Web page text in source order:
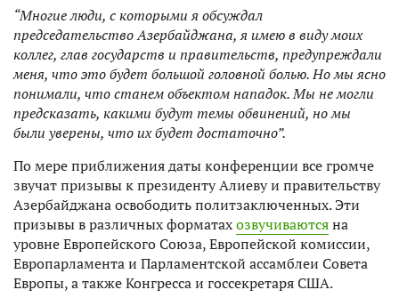
“Многие люди, с которыми я обсуждал
председательство Азербайджана, я имею в виду моих
коллег, глав государств и правительств, предупреждали
меня, что это будет большой головной болью. Но мы ясно
понимали, что станем объектом нападок. Мы не могли
предсказать, какими будут темы обвинений, но мы
были уверены, что их будет достаточно”.
По мере приближения даты конференции все громче
звучат призывы к президенту Алиеву и правительству
Азербайджана освободить политзаключенных. Эти
призывы в различных форматахозвучиваютсяна
уровне Европейского Союза, Европейской комиссии,
Европарламента и Парламентской ассамблеи Совета
Европы, а также Конгресса и госсекретаря США.